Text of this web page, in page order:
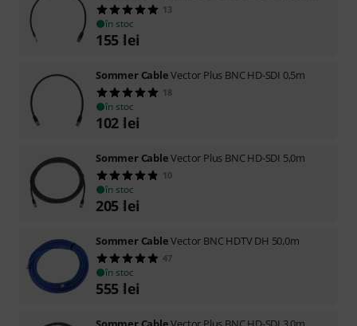
13
în stoc
155 lei
Sommer CableVector Plus BNC HD-SDI 0,5m
18
în stoc
102 lei
Sommer CableVector Plus BNC HD-SDI 5,0m
10
în stoc
205 lei
Sommer CableVector BNC HDTV DH 50,0m
47
în stoc
555 lei